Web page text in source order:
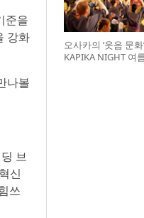
준을
강화
나볼
브
신
쓰
오사카의 ‘웃음 문
KAPIKA NIGHT 여